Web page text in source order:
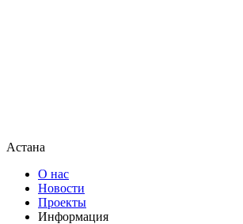
Астана
О нас
Новости
Проекты
Информация